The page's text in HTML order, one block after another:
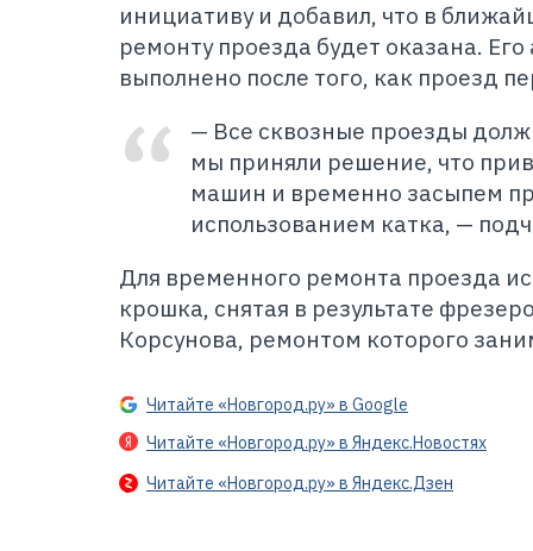
инициативу и добавил, что в
ремонту проезда будет оказана.
выполнено после того, как проезд
— Все сквозные проезды
мы приняли решение, что
машин и временно засыпем
использованием катка, —
Для временного ремонта проезда
крошка, снятая в результате
Корсунова, ремонтом которого
Читайте «Новгород.ру» в Google
Читайте «Новгород.ру» в Яндекс.Новостях
Читайте «Новгород.ру» в Яндекс.Дзен